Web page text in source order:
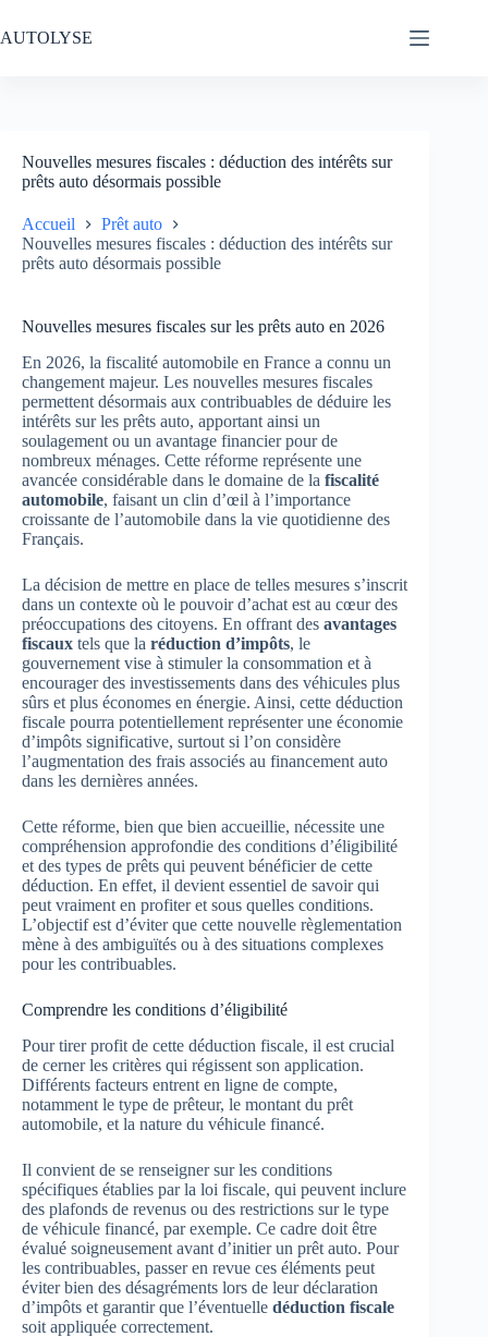
au
contenu
AUTOLYSE
Nouvelles mesures fiscales : déduction des intérêts sur
prêts auto désormais possible
Accueil
Prêt auto
Nouvelles mesures fiscales : déduction des intérêts sur
prêts auto désormais possible
Nouvelles mesures fiscales sur les prêts auto en 2026
En 2026, la fiscalité automobile en France a connu un
changement majeur. Les nouvelles mesures fiscales
permettent désormais aux contribuables de déduire les
intérêts sur les prêts auto, apportant ainsi un
soulagement ou un avantage financier pour de
nombreux ménages. Cette réforme représente une
avancée considérable dans le domaine de la fiscalité
automobile, faisant un clin d’œil à l’importance
croissante de l’automobile dans la vie quotidienne des
Français.
La décision de mettre en place de telles mesures s’inscrit
dans un contexte où le pouvoir d’achat est au cœur des
préoccupations des citoyens. En offrant des avantages
fiscaux tels que la réduction d’impôts, le
gouvernement vise à stimuler la consommation et à
encourager des investissements dans des véhicules plus
sûrs et plus économes en énergie. Ainsi, cette déduction
fiscale pourra potentiellement représenter une économie
d’impôts significative, surtout si l’on considère
l’augmentation des frais associés au financement auto
dans les dernières années.
Cette réforme, bien que bien accueillie, nécessite une
compréhension approfondie des conditions d’éligibilité
et des types de prêts qui peuvent bénéficier de cette
déduction. En effet, il devient essentiel de savoir qui
peut vraiment en profiter et sous quelles conditions.
L’objectif est d’éviter que cette nouvelle règlementation
mène à des ambiguïtés ou à des situations complexes
pour les contribuables.
Comprendre les conditions d’éligibilité
Pour tirer profit de cette déduction fiscale, il est crucial
de cerner les critères qui régissent son application.
Différents facteurs entrent en ligne de compte,
notamment le type de prêteur, le montant du prêt
automobile, et la nature du véhicule financé.
Il convient de se renseigner sur les conditions
spécifiques établies par la loi fiscale, qui peuvent inclure
des plafonds de revenus ou des restrictions sur le type
de véhicule financé, par exemple. Ce cadre doit être
évalué soigneusement avant d’initier un prêt auto. Pour
les contribuables, passer en revue ces éléments peut
éviter bien des désagréments lors de leur déclaration
d’impôts et garantir que l’éventuelle déduction fiscale
soit appliquée correctement.